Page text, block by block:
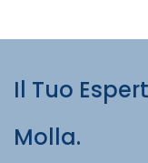
Il Tuo
Molla.